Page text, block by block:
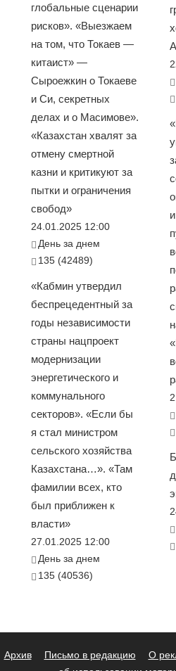
глобальные сценарии
рисков». «Выезжаем
на том, что Токаев —
китаист» —
Сыроежкин о Токаеве
и Си, секретных
делах и о Масимове».
«Казахстан хвалят за
отмену смертной
казни и критикуют за
пытки и ограничения
свобод»
24.01.2025 12:00
День за днем
135 (42489)
«Кабмин утвердил
беспрецедентный за
годы независимости
страны нацпроект
модернизации
энергетического и
коммунального
секторов». «Если бы
я стал министром
сельского хозяйства
Казахстана…». «Там
фамилии всех, кто
был приближен к
власти»
27.01.2025 12:00
День за днем
135 (40536)
Архив Письмо в редакцию О